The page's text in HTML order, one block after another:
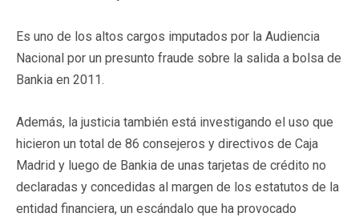
Es uno de los altos cargos imputados por la Audiencia
Nacional por un presunto fraude sobre la salida a bolsa de
Bankia en 2011.
Además, la justicia también está investigando el uso que
hicieron un total de 86 consejeros y directivos de Caja
Madrid y luego de Bankia de unas tarjetas de crédito no
declaradas y concedidas al margen de los estatutos de la
entidad financiera, un escándalo que ha provocado